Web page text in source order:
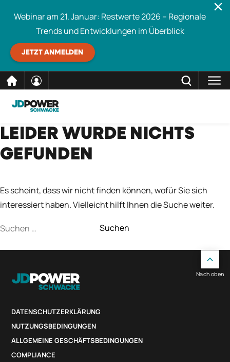
direkt
zum
Inhalt
Webinar am 21. Januar: Restwerte 2026 – Regionale
Trends und Entwicklungen im Überblick
JETZT ANMELDEN
Schwacke durchsuchen SCHLIESSEN
LEIDER WURDE NICHTS
GEFUNDEN
Es scheint, dass wir nicht finden können, wofür Sie sich
interessiert haben. Vielleicht hilft Ihnen die Suche weiter.
Suchen
DATENSCHUTZERKLÄRUNG
NUTZUNGSBEDINGUNGEN
ALLGEMEINE GESCHÄFTSBEDINGUNGEN
COMPLIANCE
Nach oben